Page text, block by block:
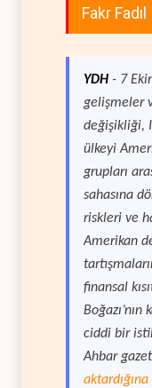
Fakr Fadıl
YDH - 7
gelişmeler
değişikliği,
ülkeyi
grupları
sahasına
riskleri ve
Amerikan
finansal
ciddi bir
Ahbar
aktardığına